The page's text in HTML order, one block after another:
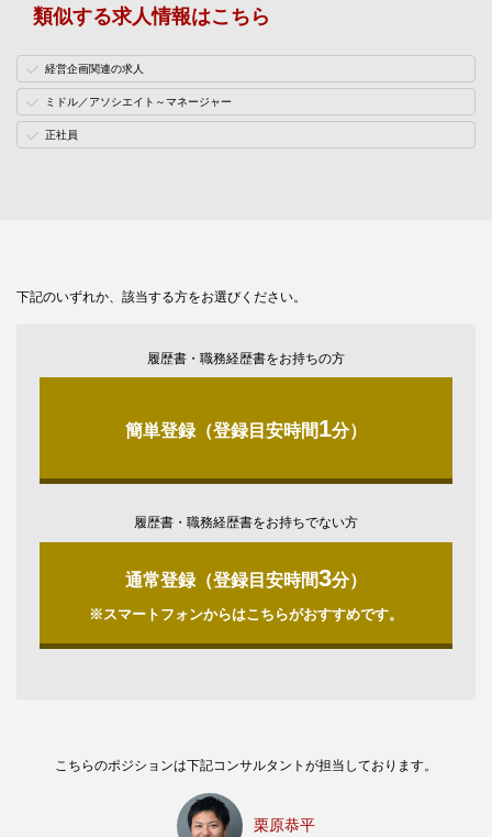
類似する求人情報はこちら
経営企画関連の求人
ミドル／アソシエイト～マネージャー
正社員
下記のいずれか、該当する方をお選びください。
履歴書・職務経歴書をお持ちの方
簡単登録（登録目安時間1分）
履歴書・職務経歴書をお持ちでない方
通常登録（登録目安時間3分）
※スマートフォンからはこちらがおすすめです。
こちらのポジションは下記コンサルタントが担当しております。
栗原恭平